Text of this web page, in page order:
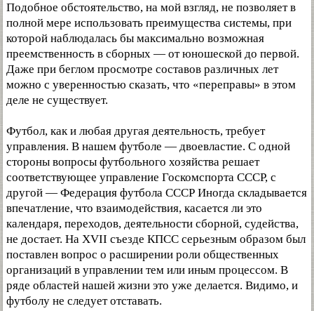
Подобное обстоятельство, на мой взгляд, не позволяет в
полной мере использовать преимущества системы, при
которой наблюдалась бы максимально возможная
преемственность в сборных — от юношеской до первой.
Даже при беглом просмотре составов различных лет
можно с уверенностью сказать, что «переправы» в этом
деле не существует.
Футбол, как и любая другая деятельность, требует
управления. В нашем футболе — двоевластие. С одной
стороны вопросы футбольного хозяйства решает
соответствующее управление Госкомспорта СССР, с
другой — Федерация футбола СССР Иногда складывается
впечатление, что взаимодействия, касается ли это
календаря, переходов, деятельности сборной, судейства,
не достает. На XVII съезде КПСС серьезным образом был
поставлен вопрос о расширении роли общественных
организаций в управлении тем или иным процессом. В
ряде областей нашей жизни это уже делается. Видимо, и
футболу не следует отставать.